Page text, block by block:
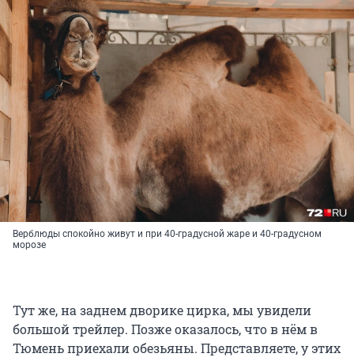
Верблюды спокойно живут и при 40-градусной жаре и 40-градусном
морозе
Тут же, на заднем дворике цирка, мы увидели
большой трейлер. Позже оказалось, что в нём в
Тюмень приехали обезьяны. Представляете, у этих